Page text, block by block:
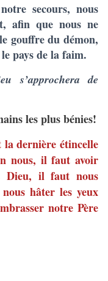
secours, nous
afin que nous ne
gouffre du démon,
pays de la faim.
s’approchera de
les plus bénies!
la dernière étincelle
nous, il faut avoir
Dieu, il faut nous
hâter les yeux
notre Père